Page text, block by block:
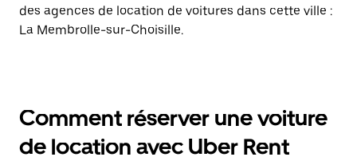
des agences de location de voitures dans cette ville :
La Membrolle-sur-Choisille.
Comment réserver une voiture
de location avec Uber Rent